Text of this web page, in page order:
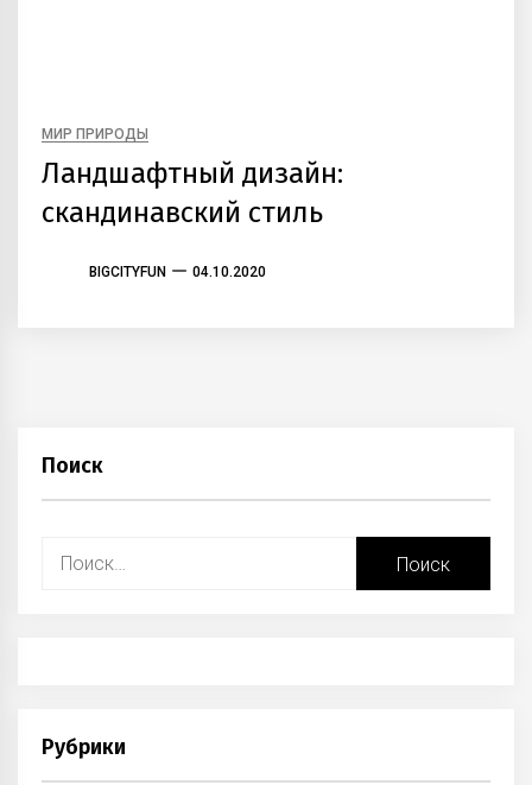
МИР ПРИРОДЫ
Ландшафтный дизайн:
скандинавский стиль
BIGCITYFUN 04.10.2020
Поиск
Найти:
Рубрики